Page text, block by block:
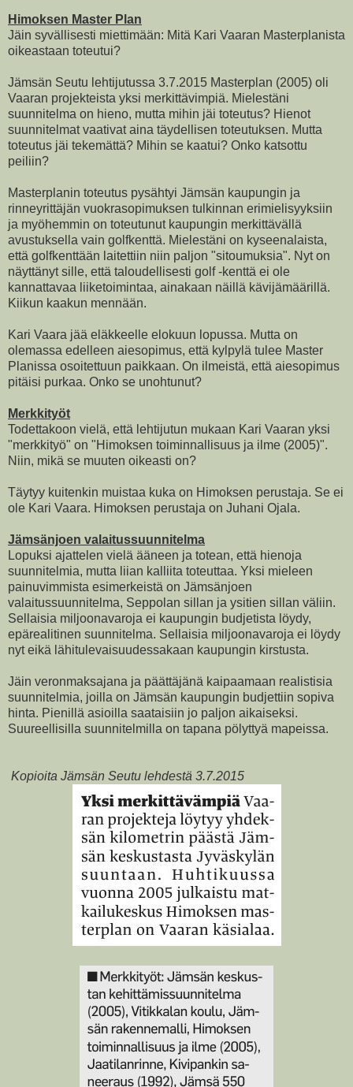
Himoksen Master Plan
Jäin syvällisesti miettimään: Mitä Kari Vaaran Masterplanista
oikeastaan toteutui?
Jämsän Seutu lehtijutussa 3.7.2015 Masterplan (2005) oli
Vaaran projekteista yksi merkittävimpiä. Mielestäni
suunnitelma on hieno, mutta mihin jäi toteutus? Hienot
suunnitelmat vaativat aina täydellisen toteutuksen. Mutta
toteutus jäi tekemättä? Mihin se kaatui? Onko katsottu
peiliin?
Masterplanin toteutus pysähtyi Jämsän kaupungin ja
rinneyrittäjän vuokrasopimuksen tulkinnan erimielisyyksiin
ja myöhemmin on toteutunut kaupungin merkittävällä
avustuksella vain golfkenttä. Mielestäni on kyseenalaista,
että golfkenttään laitettiin niin paljon "sitoumuksia". Nyt on
näyttänyt sille, että taloudellisesti golf -kenttä ei ole
kannattavaa liiketoimintaa, ainakaan näillä kävijämäärillä.
Kiikun kaakun mennään.
Kari Vaara jää eläkkeelle elokuun lopussa. Mutta on
olemassa edelleen aiesopimus, että kylpylä tulee Master
Planissa osoitettuun paikkaan. On ilmeistä, että aiesopimus
pitäisi purkaa. Onko se unohtunut?
Merkkityöt
Todettakoon vielä, että lehtijutun mukaan Kari Vaaran yksi
"merkkityö" on "Himoksen toiminnallisuus ja ilme (2005)".
Niin, mikä se muuten oikeasti on?
Täytyy kuitenkin muistaa kuka on Himoksen perustaja. Se ei
ole Kari Vaara. Himoksen perustaja on Juhani Ojala.
Jämsänjoen valaitussuunnitelma
Lopuksi ajattelen vielä ääneen ja totean, että hienoja
suunnitelmia, mutta liian kalliita toteuttaa. Yksi mieleen
painuvimmista esimerkeistä on Jämsänjoen
valaitussuunnitelma, Seppolan sillan ja ysitien sillan väliin.
Sellaisia miljoonavaroja ei kaupungin budjetista löydy,
epärealitinen suunnitelma. Sellaisia miljoonavaroja ei löydy
nyt eikä lähitulevaisuudessakaan kaupungin kirstusta.
Jäin veronmaksajana ja päättäjänä kaipaamaan realistisia
suunnitelmia, joilla on Jämsän kaupungin budjettiin sopiva
hinta. Pienillä asioilla saataisiin jo paljon aikaiseksi.
Suureellisilla suunnitelmilla on tapana pölyttyä mapeissa.
Kopioita Jämsän Seutu lehdestä 3.7.2015